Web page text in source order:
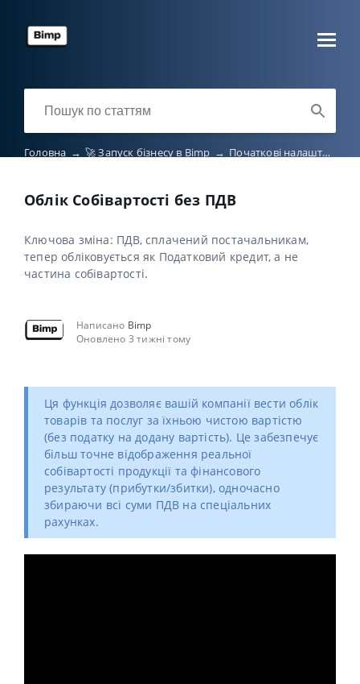
Головна → 🚀 Запуск бізнесу в Bimp → Початкові налаштування
Облік Собівартості без ПДВ
Ключова зміна: ПДВ, сплачений постачальникам,
тепер обліковується як Податковий кредит, а не
частина собівартості.
Написано Bimp
Оновлено 3 тижні тому
Ця функція дозволяє вашій компанії вести облік
товарів та послуг за їхньою чистою вартістю
(без податку на додану вартість). Це забезпечує
більш точне відображення реальної
собівартості продукції та фінансового
результату (прибутки/збитки), одночасно
збираючи всі суми ПДВ на спеціальних
рахунках.